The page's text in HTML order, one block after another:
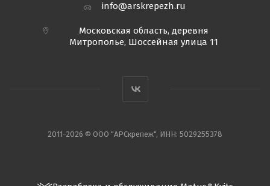
info@arskrepezh.ru
Московская область, деревня
Митрополье, Шоссейная улица 11
2011-2026 © ООО "АРСкрепеж", ИНН: 5029255378